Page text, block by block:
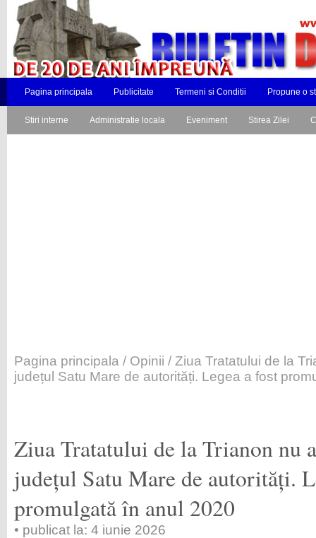
Pagina principala Publicitate Termeni si Conditii Propune o
Stiri interne Administratie locala Eveniment Stirea Zilei
Pagina principala / Opinii / Ziua Tratatului de la
județul Satu Mare de autorități. Legea a fost
Ziua Tratatului de la Trianon nu
județul Satu Mare de autorități.
promulgată în anul 2020
• publicat la: 4 iunie 2026